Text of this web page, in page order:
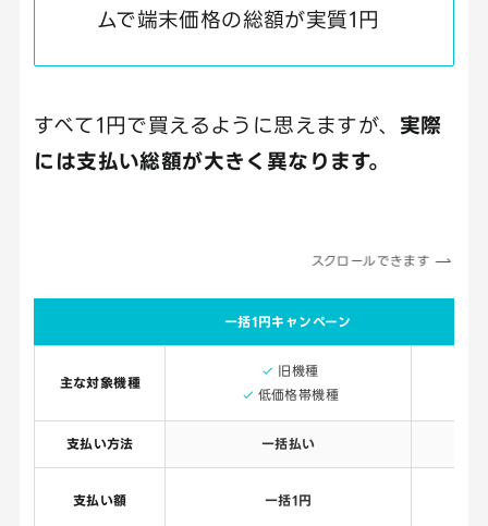
ムで端末価格の総額が実質1円
すべて1円で買えるように思えますが、 実際
には支払い総額が大きく異なります。
スクロールできます
一括1円キャンペーン
主な対象機種
旧機種
低価格帯機種
支払い方法 一括払い
支払い額 一括1円